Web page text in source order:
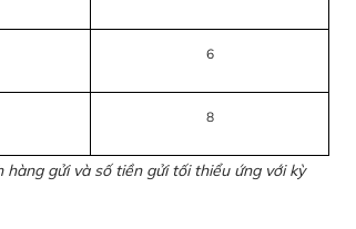
6
8
gửi và số tiền gửi tối thiểu ứng với kỳ